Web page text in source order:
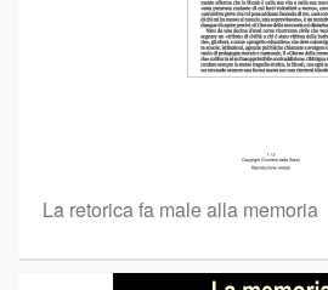
La retorica fa male alla memoria